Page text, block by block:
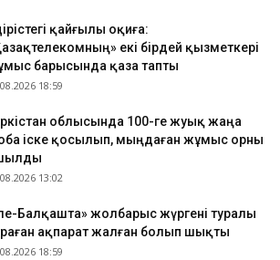
қайғылы оқиға:
екі бірдей қызметкері
барысында қаза тапты
18:59
облысында 100-ге жуық жаңа
іске қосылып, мыңдаған жұмыс орны
13:02
Балқашта» жолбарыс жүргені туралы
ақпарат жалған болып шықты
18:59